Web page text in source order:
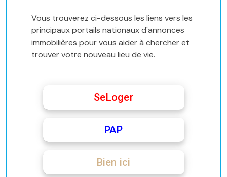
Vous trouverez ci-dessous les liens vers les
principaux portails nationaux d'annonces
immobilières pour vous aider à chercher et
trouver votre nouveau lieu de vie.
SeLoger
PAP
Bien ici